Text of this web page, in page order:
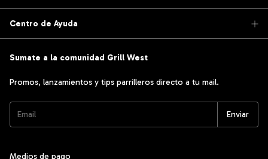
Centro de Ayuda
Sumate a la comunidad Grill West
Promos, lanzamientos y tips parrilleros directo a tu mail.
Medios de pago